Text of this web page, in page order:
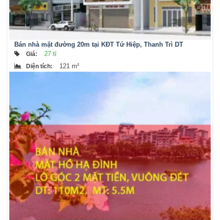
Bán nhà mặt đường 20m tại KĐT Tứ Hiệp, Thanh Trì DT
121m2, MT 5.8m x 5 tầng
Giá: 27 tỉ
Diện tích: 121 m²